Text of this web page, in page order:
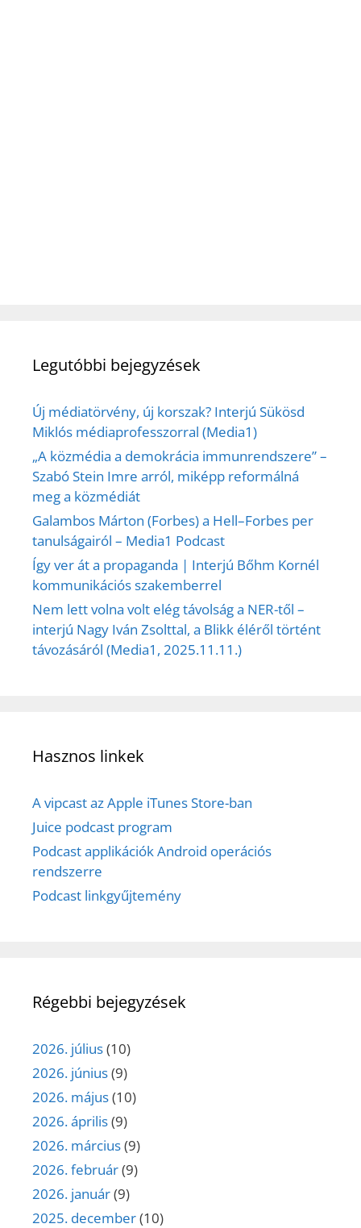
Legutóbbi bejegyzések
Új médiatörvény, új korszak? Interjú Sükösd
Miklós médiaprofesszorral (Media1)
„A közmédia a demokrácia immunrendszere” –
Szabó Stein Imre arról, miképp reformálná
meg a közmédiát
Galambos Márton (Forbes) a Hell–Forbes per
tanulságairól – Media1 Podcast
Így ver át a propaganda | Interjú Bőhm Kornél
kommunikációs szakemberrel
Nem lett volna volt elég távolság a NER-től –
interjú Nagy Iván Zsolttal, a Blikk éléről történt
távozásáról (Media1, 2025.11.11.)
Hasznos linkek
A vipcast az Apple iTunes Store-ban
Juice podcast program
Podcast applikációk Android operációs
rendszerre
Podcast linkgyűjtemény
Régebbi bejegyzések
2026. július(10)
2026. június(9)
2026. május(10)
2026. április(9)
2026. március(9)
2026. február(9)
2026. január(9)
2025. december(10)